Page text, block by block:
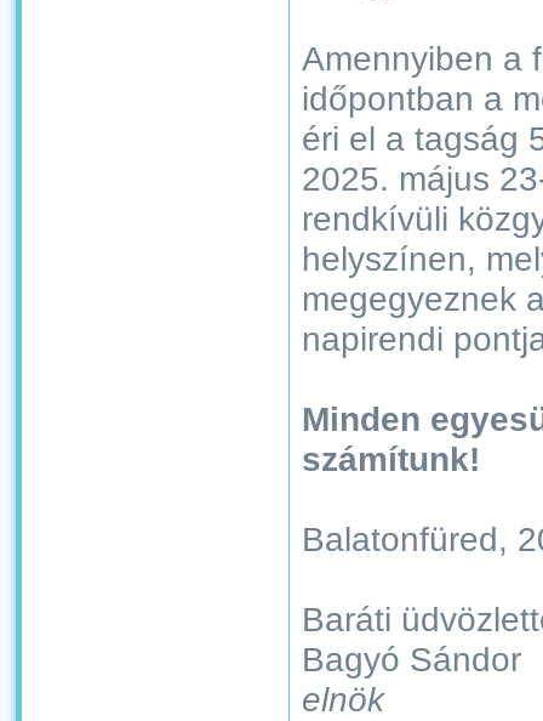
Amennyiben a
időpontban a
éri el a tagság
2025. május
rendkívüli
helyszínen,
megegyeznek
napirendi
Minden
számítunk!
Balatonfüred,
Baráti
Bagyó Sándor
elnök